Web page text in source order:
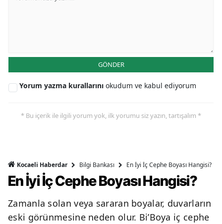
GÖNDER
Yorum yazma kurallarını okudum ve kabul ediyorum
* Bu içerik ile ilgili yorum yok, ilk yorumu siz yazın, tartışalım *
Kocaeli Haberdar Bilgi Bankası En İyi İç Cephe Boyası Hangisi?
En İyi İç Cephe Boyası Hangisi?
Zamanla solan veya sararan boyalar, duvarların
eski görünmesine neden olur. Bi’Boya iç cephe